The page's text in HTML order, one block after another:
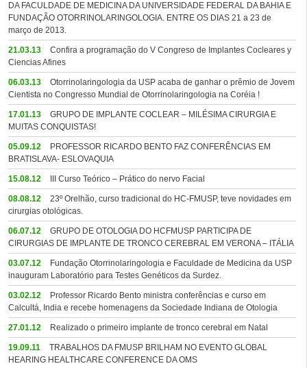
DA FACULDADE DE MEDICINA DA UNIVERSIDADE FEDERAL DA BAHIA E
FUNDAÇÃO OTORRINOLARINGOLOGIA. ENTRE OS DIAS 21 a 23 de
março de 2013.
21.03.13
Confira a programação do V Congreso de Implantes Cocleares y
Ciencias Afines
06.03.13
Otorrinolaringologia da USP acaba de ganhar o prêmio de Jovem
Cientista no Congresso Mundial de Otorrinolaringologia na Coréia !
17.01.13
GRUPO DE IMPLANTE COCLEAR – MILÉSIMA CIRURGIA E
MUITAS CONQUISTAS!
05.09.12
PROFESSOR RICARDO BENTO FAZ CONFERÊNCIAS EM
BRATISLAVA- ESLOVAQUIA
15.08.12 III Curso Teórico – Prático do nervo Facial
08.08.12
23º Orelhão, curso tradicional do HC-FMUSP, teve novidades em
cirurgias otológicas.
06.07.12
GRUPO DE OTOLOGIA DO HCFMUSP PARTICIPA DE
CIRURGIAS DE IMPLANTE DE TRONCO CEREBRAL EM VERONA – ITÁLIA
03.07.12
Fundação Otorrinolaringologia e Faculdade de Medicina da USP
inauguram Laboratório para Testes Genéticos da Surdez.
03.02.12
Professor Ricardo Bento ministra conferências e curso em
Calcultá, India e recebe homenagens da Sociedade Indiana de Otologia
27.01.12 Realizado o primeiro implante de tronco cerebral em Natal
19.09.11
TRABALHOS DA FMUSP BRILHAM NO EVENTO GLOBAL
HEARING HEALTHCARE CONFERENCE DA OMS